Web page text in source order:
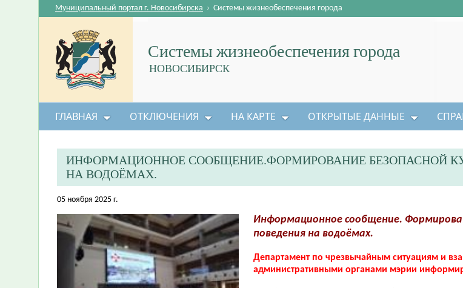
Системы жизнеобеспечения города
НОВОСИБИРСК
Муниципальный портал г. Новосибирска › Системы жизнеобеспечения города
ГЛАВНАЯ ОТКЛЮЧЕНИЯ НА КАРТЕ ОТКРЫТЫЕ ДАННЫЕ
ИНФОРМАЦИОННОЕ СООБЩЕНИЕ.ФОРМИРОВАНИЕ БЕЗОПАСНОЙ
НА ВОДОЁМАХ.
05 ноября 2025 г.
Информационное сообщение.
поведения на водоёмах.
Департамент по чрезвычайным ситуациям и
административными органами мэрии